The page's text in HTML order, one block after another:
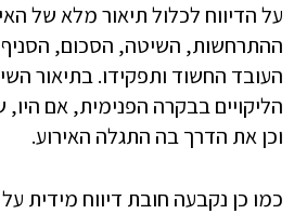
על הדיווח לכלול תיאור מלא של
ההתרחשות, השיטה, הסכום,
העובד החשוד ותפקידו. בתיאור
הליקויים בבקרה הפנימית, אם
וכן את הדרך בה התגלה האירוע.
כמו כן נקבעה חובת דיווח מידית